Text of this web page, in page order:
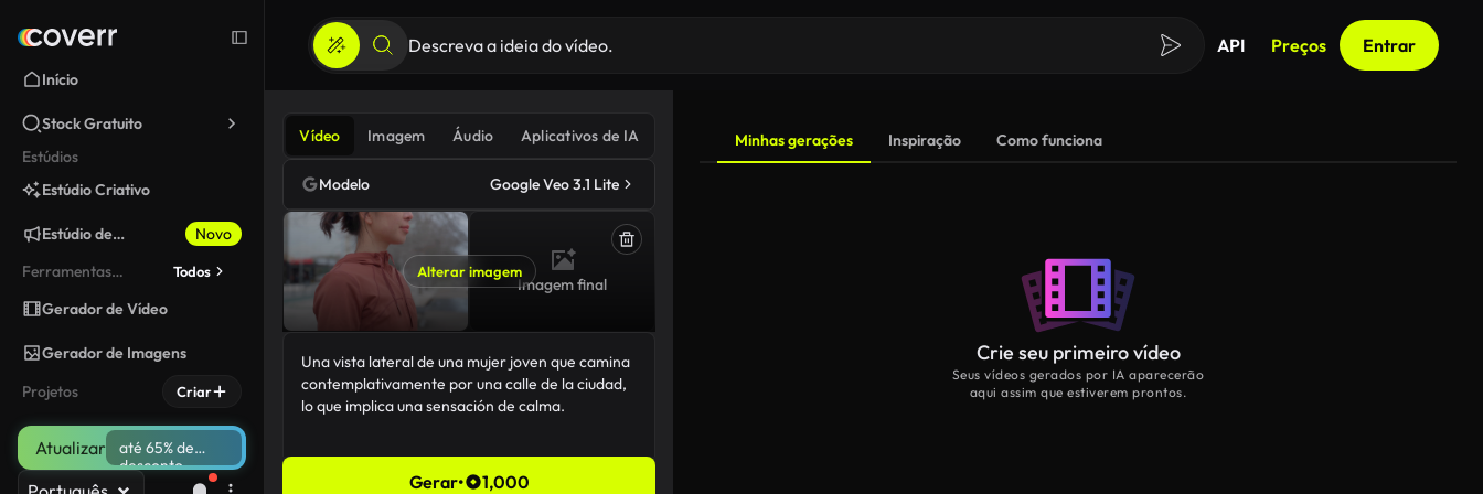
Início
Stock Gratuito
Estúdios
Estúdio Criativo
Estúdio de
Novo
Ferramentas
Todos
Gerador de Vídeo
Gerador de Imagens
Projetos
Criar
Atualizar
até 65% de
desconto
API Preços Entrar
Vídeo Imagem Áudio Aplicativos de IA
Modelo Google Veo 3.1 Lite
Alterar imagem
Imagem final
Gerar• 1,000
Minhas gerações Inspiração Como funciona
Crie seu primeiro vídeo
Seus vídeos gerados por IA aparecerão
aqui assim que estiverem prontos.